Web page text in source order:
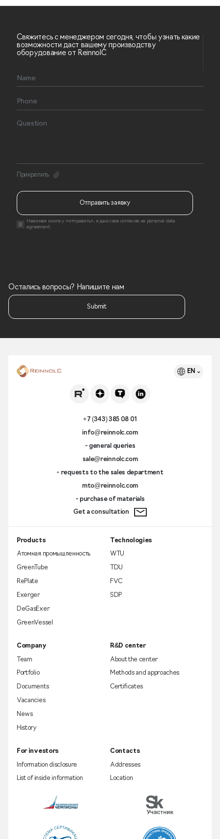
Свяжитесь с менеджером сегодня, чтобы узнать какие
возможности даст вашему производству
оборудование от ReinnolC
Прикрепить
Отправить заявку
Нажимая кнопку «отправить», я даю свое согласие на personal data
agreement
Остались вопросы? Напишите нам
Submit
EN
+7 (343) 385 08 01
info@reinnolc.com
- general queries
sale@reinnolc.com
- requests to the sales department
mto@reinnolc.com
- purchase of materials
Get a consultation
Products
Атомная промышленность
GreenTube
RePlate
Exerger
DeGasExer
GreenVessel
Technologies
WTU
TDU
FVC
SDP
Company
Team
Portfolio
Documents
Vacancies
News
History
R&D center
About the center
Methods and approaches
Certificates
For investors
Information disclosure
List of inside information
Contacts
Addresses
Location